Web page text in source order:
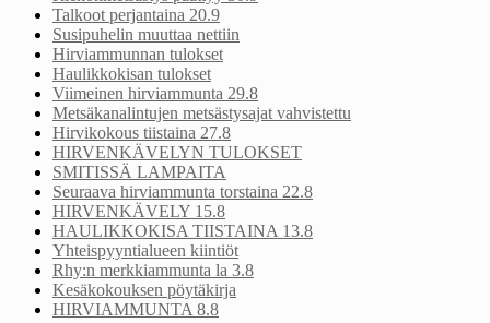
Talkoot perjantaina 20.9
Susipuhelin muuttaa nettiin
Hirviammunnan tulokset
Haulikkokisan tulokset
Viimeinen hirviammunta 29.8
Metsäkanalintujen metsästysajat vahvistettu
Hirvikokous tiistaina 27.8
HIRVENKÄVELYN TULOKSET
SMITISSÄ LAMPAITA
Seuraava hirviammunta torstaina 22.8
HIRVENKÄVELY 15.8
HAULIKKOKISA TIISTAINA 13.8
Yhteispyyntialueen kiintiöt
Rhy:n merkkiammunta la 3.8
Kesäkokouksen pöytäkirja
HIRVIAMMUNTA 8.8